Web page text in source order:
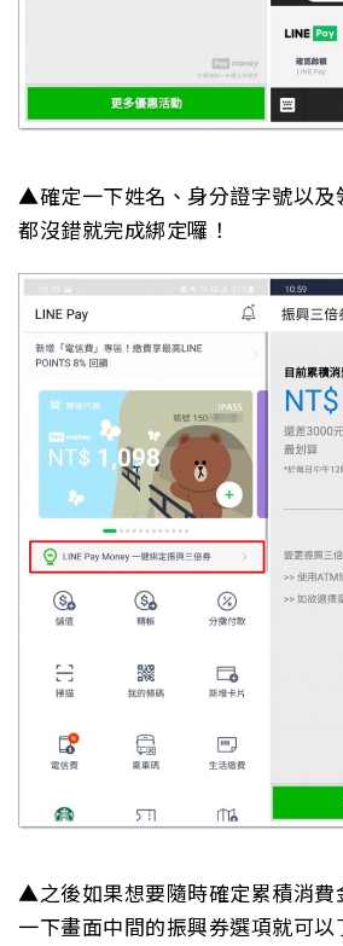
▲確定一下姓名、身分證字號以及
都沒錯就完成綁定囉！
▲之後如果想要隨時確定累積消費
一下畫面中間的振興券選項就可以